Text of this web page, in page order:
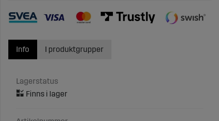
Info
Lagerstatus
I produktgrupper